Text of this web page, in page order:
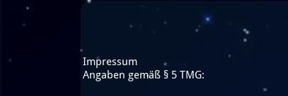
Impressum
Angaben gemäß § 5 TMG: